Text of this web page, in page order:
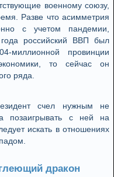
военному союзу,
Разве что асимметрия
с учетом пандемии,
российский ВВП был
провинции
то сейчас он
ряда.
счел нужным не
позаигрывать с ней на
искать в отношениях
дракон